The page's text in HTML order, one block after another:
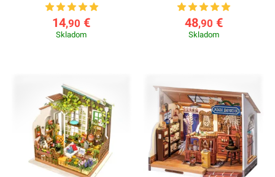
14,90 €
Skladom
48,90 €
Skladom